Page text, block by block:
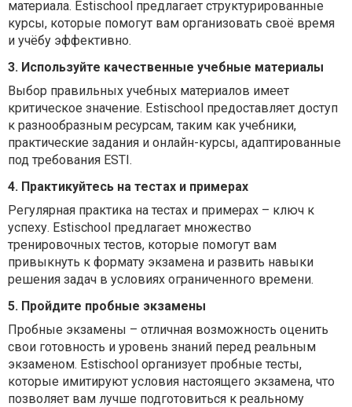
материала. Estischool предлагает структурированные
курсы, которые помогут вам организовать своё время
и учёбу эффективно.
3. Используйте качественные учебные материалы
Выбор правильных учебных материалов имеет
критическое значение. Estischool предоставляет доступ
к разнообразным ресурсам, таким как учебники,
практические задания и онлайн-курсы, адаптированные
под требования ESTI.
4. Практикуйтесь на тестах и примерах
Регулярная практика на тестах и примерах – ключ к
успеху. Estischool предлагает множество
тренировочных тестов, которые помогут вам
привыкнуть к формату экзамена и развить навыки
решения задач в условиях ограниченного времени.
5. Пройдите пробные экзамены
Пробные экзамены – отличная возможность оценить
свои готовность и уровень знаний перед реальным
экзаменом. Estischool организует пробные тесты,
которые имитируют условия настоящего экзамена, что
позволяет вам лучше подготовиться к реальному